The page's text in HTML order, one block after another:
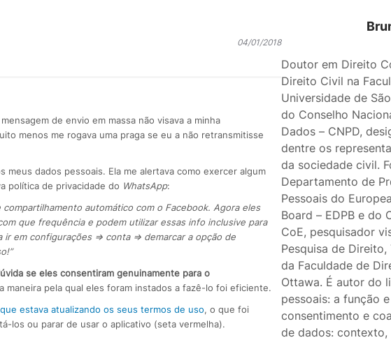
04/01/2018
de envio em massa não visava a minha
menos me rogava uma praga se eu a não retransmitisse
dados pessoais. Ela me alertava como exercer algum
política de privacidade do WhatsApp:
compartilhamento automático com o Facebook. Agora eles
que frequência e podem utilizar essas info inclusive para
em configurações => conta => demarcar a opção de
se eles consentiram genuinamente para o
maneira pela qual eles foram instados a fazê-lo foi eficiente.
estava atualizando os seus termos de uso, o que foi
los ou parar de usar o aplicativo (seta vermelha).
Doutor em Direito
Direito Civil na
Universidade de
do Conselho
Dados – CNPD,
dentre os
da sociedade civil.
Departamento de
Pessoais do
Board – EDPB e do
CoE, pesquisador
Pesquisa de
da Faculdade de
Ottawa. É autor do
pessoais: a função
consentimento e
de dados: